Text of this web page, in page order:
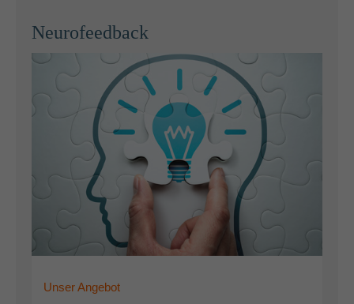
Neurofeedback
Unser Angebot